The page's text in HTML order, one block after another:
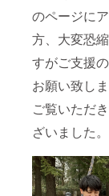
のページに
方、大変恐
すがご支援
お願い致し
ご覧いただ
ざいました。